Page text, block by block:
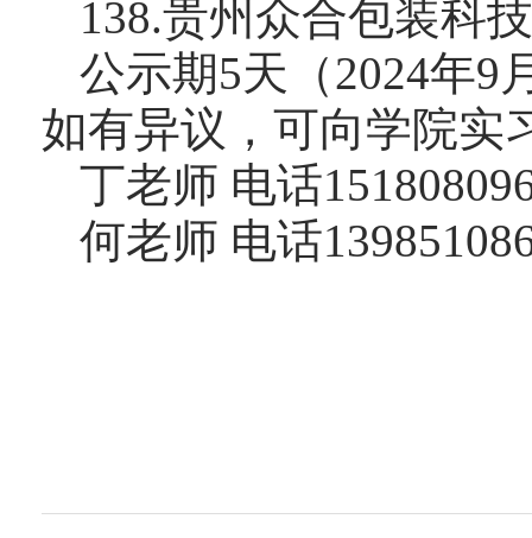
138.贵州众合包装科
公示期5天 （2024年9
如有异议，可向学院实
丁老师 电话
何老师 电话